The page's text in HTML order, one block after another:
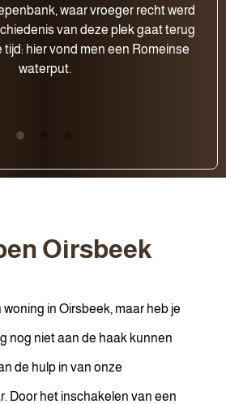
waar vroeger recht werd
van deze plek gaat terug
tijd: hier vond men een Romeinse
waterput.
Oirsbeek
in Oirsbeek, maar heb je
nog niet aan de haak kunnen
de hulp in van onze
Door het inschakelen van een